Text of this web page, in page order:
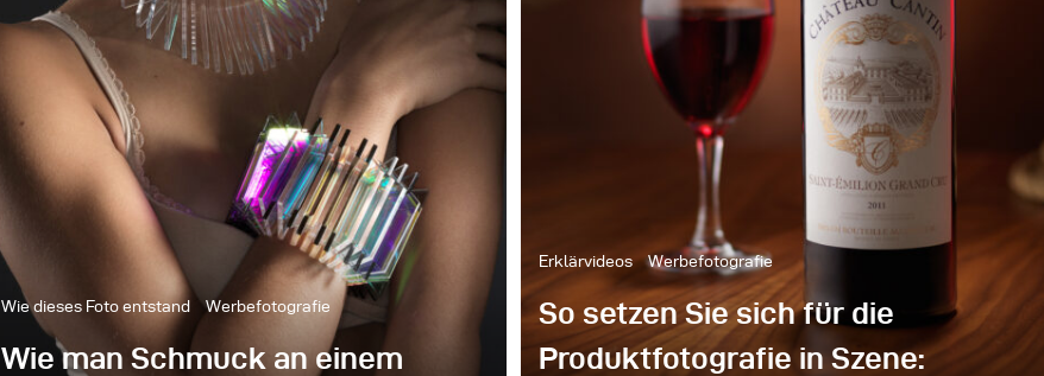
Wie dieses Foto entstand Werbefotografie
Wie man Schmuck an einem
Erklärvideos Werbefotografie
So setzen Sie sich für die
Produktfotografie in Szene: